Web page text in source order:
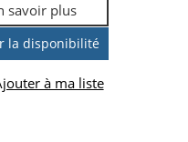
savoir plus
la disponibilité
à ma liste